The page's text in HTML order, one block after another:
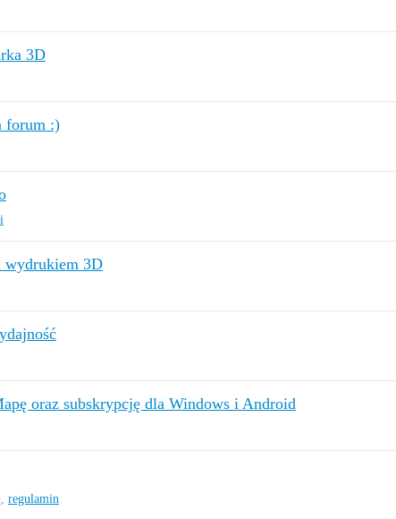
3D
forum :)
wydrukiem 3D
oraz subskrypcję dla Windows i Android
regulamin